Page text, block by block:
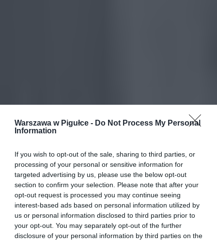
Warszawa w Pigułce - Do Not Process My Personal
Information
If you wish to opt-out of the sale, sharing to third parties, or
processing of your personal or sensitive information for
targeted advertising by us, please use the below opt-out
section to confirm your selection. Please note that after your
opt-out request is processed you may continue seeing
interest-based ads based on personal information utilized by
us or personal information disclosed to third parties prior to
your opt-out. You may separately opt-out of the further
disclosure of your personal information by third parties on the